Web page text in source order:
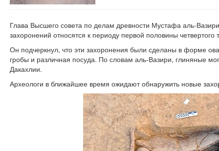
Глава Высшего совета по делам древности Мустафа аль-
захоронений относятся к периоду первой половины
Он подчеркнул, что эти захоронения были сделаны в форме
гробы и различная посуда. По словам аль-Вазири, глиняные
Дакахлии.
Археологи в ближайшее время ожидают обнаружить новые